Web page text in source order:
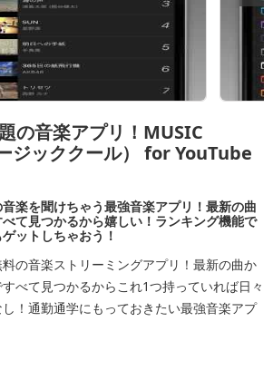
の音楽アプリ！MUSIC
ジッククール） for YouTube
楽を聞けちゃう最強音楽アプリ！最新の曲
て見つかるから嬉しい！ランキング機能で
ットしちゃおう！
の音楽ストリーミングアプリ！最新の曲か
べて見つかるからこれ1つ持っていれば日々
！通勤通学にもっておきたい最強音楽アプ